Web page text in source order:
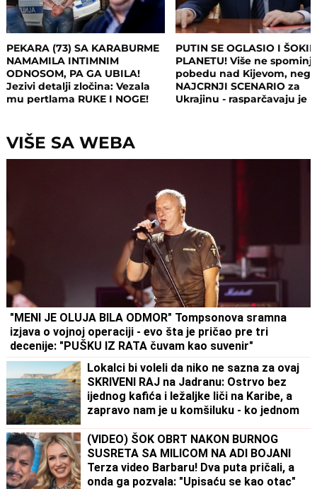
PEKARA (73) SA KARABURME
NAMAMILA INTIMNIM
ODNOSOM, PA GA UBILA!
Jezivi detalji zločina: Vezala
mu pertlama RUKE I NOGE!
PUTIN SE OGLASIO I
PLANETU! Više ne
pobedu nad Kijevom, nego
NAJCRNJI SCENARIO za
Ukrajinu - rasparčavaju je
VIŠE SA WEBA
"MENI JE OLUJA BILA ODMOR" Tompsonova sramna
izjava o vojnoj operaciji - evo šta je pričao pre tri
decenije: "PUŠKU IZ RATA čuvam kao suvenir"
Lokalci bi voleli da niko ne sazna za ovaj
SKRIVENI RAJ na Jadranu: Ostrvo bez
ijednog kafića i ležaljke liči na Karibe, a
zapravo nam je u komšiluku - ko jednom
(VIDEO) ŠOK OBRT NAKON BURNOG
SUSRETA SA MILICOM NA ADI BOJANI
Terza video Barbaru! Dva puta pričali, a
onda ga pozvala: "Upisaću se kao otac"